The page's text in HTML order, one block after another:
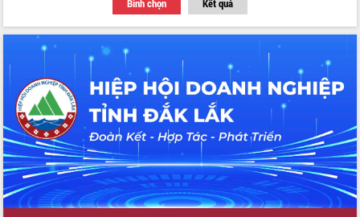
Thứ trưởng Bộ Y tế làm việc với tỉnh
Đắk Lắk về phát triển nhân lực y tế
cho trạm y tế cấp xã
Du lịch Đắk Lắk nâng tầm trải nghiệm
du khách thông qua Hệ thống cơ sở dữ
liệu và Bản đồ số
Tập huấn ứng dụng trí tuệ nhân tạo (AI)
trong thương mại điện tử năm 2026
Đoàn đại biểu Quốc hội tỉnh Đắk Lắk
trao đổi thông tin trước Kỳ họp thứ
nhất, Quốc hội khóa XVI
Quyết liệt cải cách hành chính, khơi
Bình chọn Kết quả